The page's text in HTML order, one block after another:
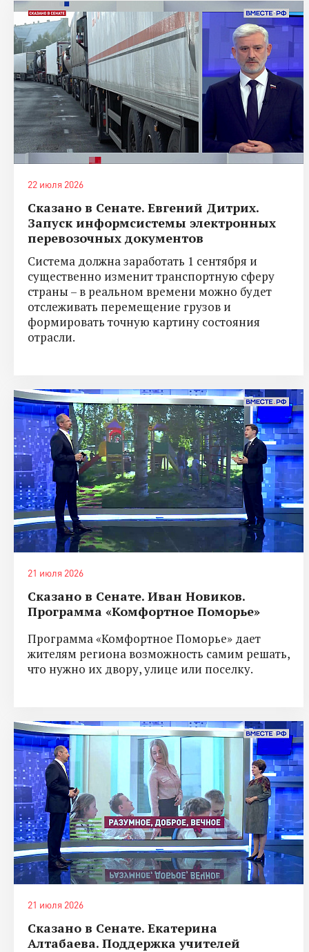
22 июля 2026
Сказано в Сенате. Евгений Дитрих.
Запуск информсистемы электронных
перевозочных документов
Система должна заработать 1 сентября и
существенно изменит транспортную сферу
страны – в реальном времени можно будет
отслеживать перемещение грузов и
формировать точную картину состояния
отрасли.
21 июля 2026
Сказано в Сенате. Иван Новиков.
Программа «Комфортное Поморье»
Программа «Комфортное Поморье» дает
жителям региона возможность самим решать,
что нужно их двору, улице или поселку.
21 июля 2026
Сказано в Сенате. Екатерина
Алтабаева. Поддержка учителей